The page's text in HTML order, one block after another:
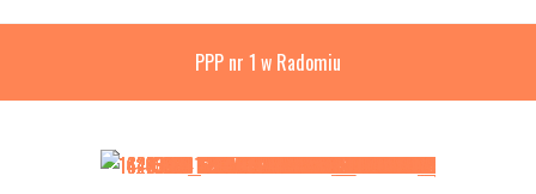
PPP nr 1 w Radomiu